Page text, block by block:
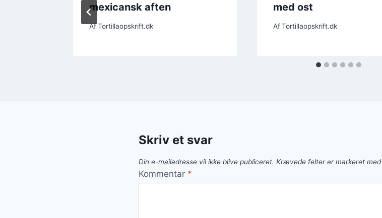
mexicansk aften
AfTortillaopskrift.dk
med ost
Af Tortillaopskrift.dk
Skriv et svar
Din e-mailadresse vil ikke blive publiceret. Krævede felter er markeret med
Kommentar *